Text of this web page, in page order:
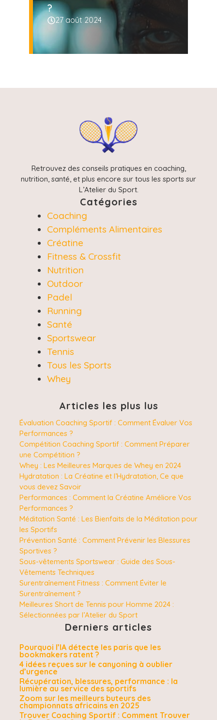
?
27 août 2024
Retrouvez des conseils pratiques en coaching,
nutrition, santé, et plus encore sur tous les sports sur
L’Atelier du Sport.
Catégories
Coaching
Compléments Alimentaires
Créatine
Fitness & Crossfit
Nutrition
Outdoor
Padel
Running
Santé
Sportswear
Tennis
Tous les Sports
Whey
Articles les plus lus
Évaluation Coaching Sportif : Comment Évaluer Vos
Performances ?
Compétition Coaching Sportif : Comment Préparer
une Compétition ?
Whey : Les Meilleures Marques de Whey en 2024
Hydratation : La Créatine et l’Hydratation, Ce que
vous devez Savoir
Performances : Comment la Créatine Améliore Vos
Performances ?
Méditation Santé : Les Bienfaits de la Méditation pour
les Sportifs
Prévention Santé : Comment Prévenir les Blessures
Sportives ?
Sous-vêtements Sportswear : Guide des Sous-
Vêtements Techniques
Surentraînement Fitness : Comment Éviter le
Surentraînement ?
Meilleures Short de Tennis pour Homme 2024 :
Sélectionnées par l’Atelier du Sport
Derniers articles
Pourquoi l’IA détecte les paris que les
bookmakers ratent ?
4 idées reçues sur le canyoning à oublier
d’urgence
Récupération, blessures, performance : la
lumière au service des sportifs
Zoom sur les meilleurs buteurs des
championnats africains en 2025
Trouver Coaching Sportif : Comment Trouver